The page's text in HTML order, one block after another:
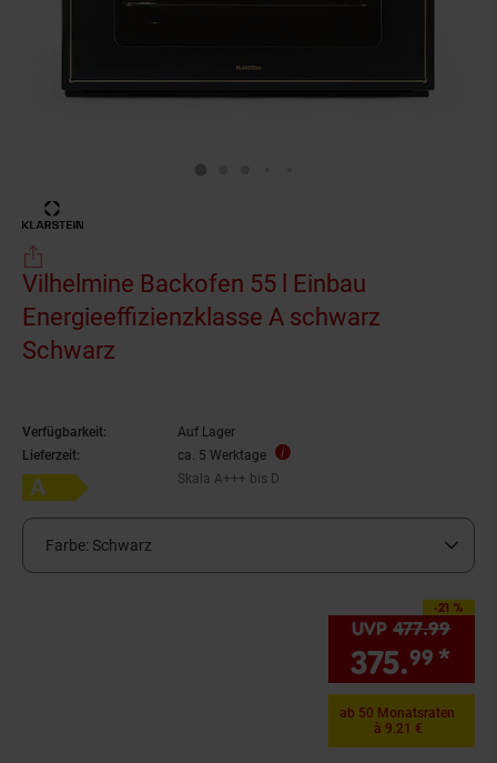
Vilhelmine Backofen 55 l Einbau
Energieeffizienzklasse A schwarz
Schwarz
Verfügbarkeit:
Auf Lager
Lieferzeit:
ca. 5 Werktage
Energieeffizienzklasse A auf Skala A+++ bis D
Skala A+++ bis D
Farbe: Schwarz
-21 %
Sie Sparen 21 Prozent,
UVP477.99UVP
375.99 *
ab 50 Monatsraten
à 9.21 €